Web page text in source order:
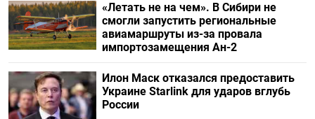
«Летать не на чем». В Сибири не
смогли запустить региональные
авиамаршруты из-за провала
импортозамещения Ан-2
Илон Маск отказался предоставить
Украине Starlink для ударов вглубь
России